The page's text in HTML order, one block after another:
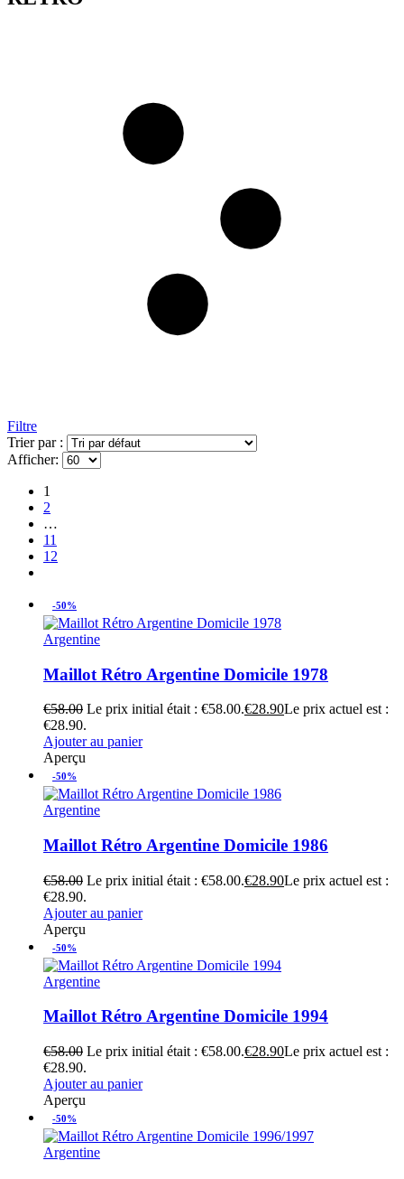
Filtre
Trier par :
Afficher:
1
2
…
11
12
-50%
Argentine
Maillot Rétro Argentine Domicile 1978
€58.00 Le prix initial était : €58.00.€28.90Le prix actuel est :
€28.90.
Ajouter au panier
Aperçu
-50%
Argentine
Maillot Rétro Argentine Domicile 1986
€58.00 Le prix initial était : €58.00.€28.90Le prix actuel est :
€28.90.
Ajouter au panier
Aperçu
-50%
Argentine
Maillot Rétro Argentine Domicile 1994
€58.00 Le prix initial était : €58.00.€28.90Le prix actuel est :
€28.90.
Ajouter au panier
Aperçu
-50%
Argentine